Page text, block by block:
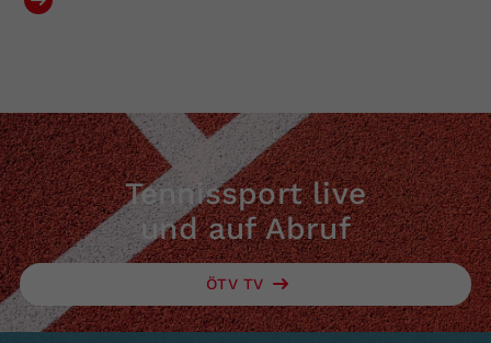
Tennissport live
und auf Abruf
ÖTV TV